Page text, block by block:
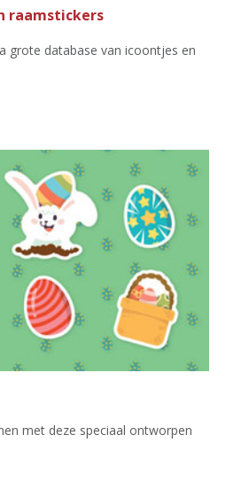
raamstickers
grote database van icoontjes en
met deze speciaal ontworpen